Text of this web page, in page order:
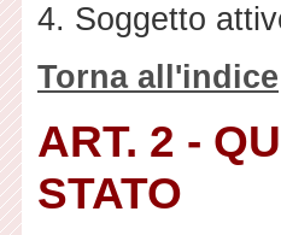
4. Soggetto
Torna all'indice
ART. 2 -
STATO